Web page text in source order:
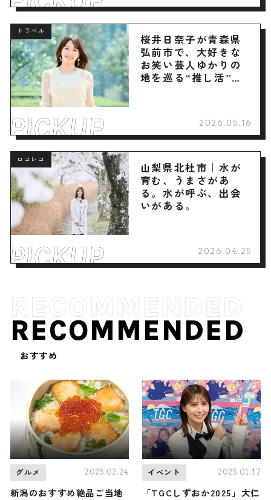
トラベル
桜井日奈子が青森県
弘前市で、大好きな
お笑い芸人ゆかりの
地を巡る“推し活”旅
2026.05.16
ロコレコ
山梨県北杜市｜水が
育む、うまさがあ
る。水が呼ぶ、出会
いがある。
2026.04.25
RECOMMENDED
おすすめ
グルメ 2025.02.24
新潟のおすすめ絶品ご当地
イベント 2025.01.17
「TGCしずおか2025」大仁